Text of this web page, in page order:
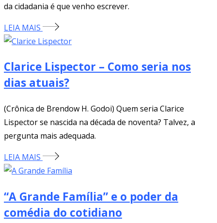
da cidadania é que venho escrever.
LEIA MAIS
Clarice Lispector – Como seria nos
dias atuais?
(Crônica de Brendow H. Godoi) Quem seria Clarice
Lispector se nascida na década de noventa? Talvez, a
pergunta mais adequada.
LEIA MAIS
“A Grande Família” e o poder da
comédia do cotidiano